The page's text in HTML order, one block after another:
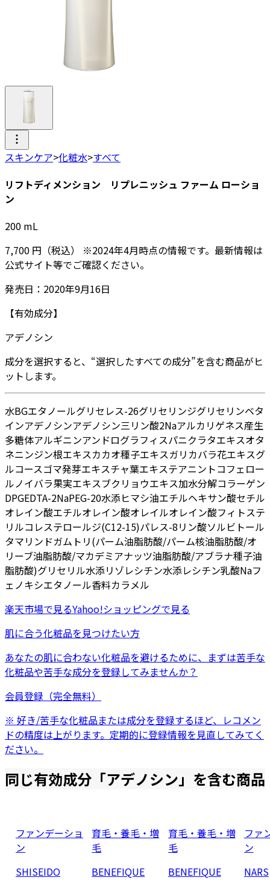
スキンケア>化粧水>すべて
リフトディメンション リプレニッシュ ファーム ローショ
ン
200 mL
7,700 円 （税込） ※2024年4月時点の情報です。最新情報は
公式サイト等でご確認ください。
発売日： 2020年9月16日
【有効成分】
アデノシン
成分を選択すると、“選択したすべての成分”を含む商品がヒ
ットします。
水BGエタノールグリセレス-26グリセリンジグリセリンベタ
インアデノシンアデノシン三リン酸2Naアルカリゲネス産生
多糖体アルギニンアンドログラフィスパニクラタエキスオタ
ネニンジン根エキスカカオ種子エキスガリカバラ花エキスグ
ルコースゴマ発芽エキスチャ葉エキステアニン トコフェロー
ルノイバラ果実エキスブクリョウエキス加水分解コラーゲン
DPGEDTA-2NaPEG-20水添ヒマシ油エチルヘキサン酸セチル
オレイン酸エチルオレイン酸オレイルオレイン酸フィトステ
リルコレステロールジ(C12-15)パレス-8リン酸ソルビトール
タマリンドガム トリ(パーム油脂肪酸/パーム核油脂肪酸/オ
リーブ油脂肪酸/マカデミアナッツ油脂肪酸/アブラナ種子油
脂肪酸)グリセリル水添リゾレシチン水添レシチン乳酸Naフ
ェノキシエタノール香料カラメル
楽天市場で見るYahoo!ショッピングで見る
肌に合う化粧品を見つけたい方
あなたの肌に合わない化粧品を避けるために、まずは苦手な
化粧品や苦手な成分を登録してみませんか？
会員登録（完全無料）
※ 好き/苦手な化粧品または成分を登録するほど、レコメン
ドの精度は上がります。定期的に登録情報を見直してみてく
ださい。
同じ有効成分「アデノシン」を含む商品
ファンデーショ
ン
SHISEIDO
育毛・養毛・増
毛
BENEFIQUE
育毛・養毛・増
毛
BENEFIQUE
ファ
ン
NARS